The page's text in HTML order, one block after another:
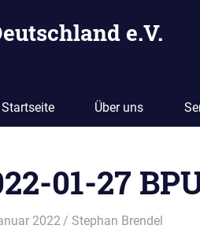
e.V.
Startseite Über uns
01-27
2022 Stephan Brendel